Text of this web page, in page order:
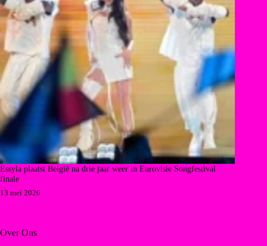
Essyla plaatst België na drie jaar weer in Eurovisie Songfestival
finale
13 mei 2026
Over Ons